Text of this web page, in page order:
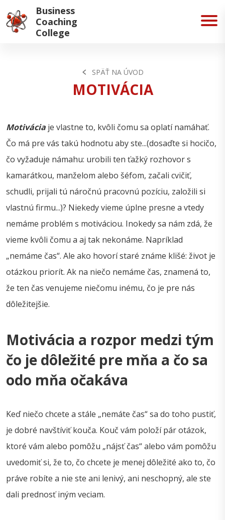
Business
Coaching
College
SPÄŤ NA ÚVOD
MOTIVÁCIA
Motivácia je vlastne to, kvôli čomu sa oplatí namáhať.
Čo má pre vás takú hodnotu aby ste...(dosaďte si hocičo,
čo vyžaduje námahu: urobili ten ťažký rozhovor s
kamarátkou, manželom alebo šéfom, začali cvičiť,
schudli, prijali tú náročnú pracovnú pozíciu, založili si
vlastnú firmu...)? Niekedy vieme úplne presne a vtedy
nemáme problém s motiváciou. Inokedy sa nám zdá, že
vieme kvôli čomu a aj tak nekonáme. Napríklad
„nemáme čas“. Ale ako hovorí staré známe klišé: život je
otázkou priorít. Ak na niečo nemáme čas, znamená to,
že ten čas venujeme niečomu inému, čo je pre nás
dôležitejšie.
Motivácia a rozpor medzi tým
čo je dôležité pre mňa a čo sa
odo mňa očakáva
Keď niečo chcete a stále „nemáte čas“ sa do toho pustiť,
je dobré navštíviť kouča. Kouč vám položí pár otázok,
ktoré vám alebo pomôžu „nájsť čas“ alebo vám pomôžu
uvedomiť si, že to, čo chcete je menej dôležité ako to, čo
práve robíte a nie ste ani lenivý, ani neschopný, ale ste
dali prednosť iným veciam.